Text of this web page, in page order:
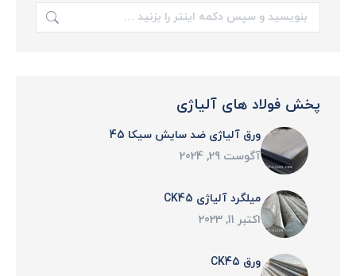
جستجو:
پخش فولاد های آلیاژی
ورق‌ آلیاژی ضد سایش سیکا 45
آگوست 29, 2024
میلگرد آلیاژی CK45
اکتبر 11, 2023
ورق CK45